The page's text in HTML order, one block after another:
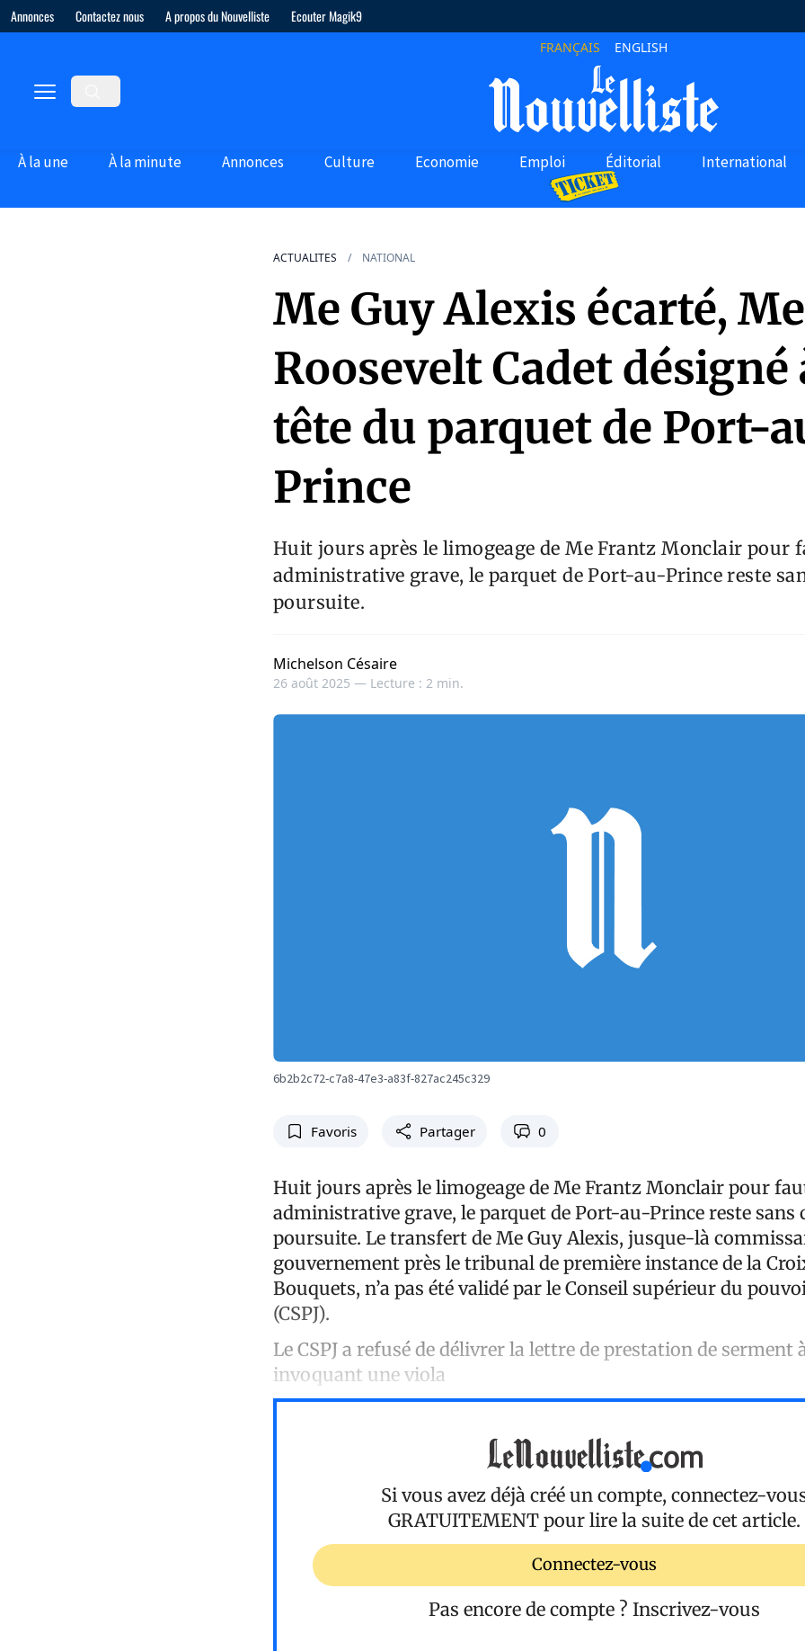
Annonces Contactez nous A propos du Nouvelliste Ecouter Magik9
FRANÇAIS ENGLISH
À la une À la minute Annonces Culture Economie Emploi Éditorial International
ACTUALITES NATIONAL
Me Guy Alexis écarté, Me
Roosevelt Cadet désigné
tête du parquet de Port-
Prince
Huit jours après le limogeage de Me Frantz Monclair pour
administrative grave, le parquet de Port-au-Prince reste
poursuite.
Michelson Césaire
26 août 2025 — Lecture : 2 min.
6b2b2c72-c7a8-47e3-a83f-827ac245c329
Favoris Partager 0
Huit jours après le limogeage de Me Frantz Monclair pour
administrative grave, le parquet de Port-au-Prince reste sans
poursuite. Le transfert de Me Guy Alexis, jusque-là
gouvernement près le tribunal de première instance de la
Bouquets, n’a pas été validé par le Conseil supérieur du
(CSPJ).
Le CSPJ a refusé de délivrer la lettre de prestation de serment
invoquant une viola
Si vous avez déjà créé un compte, connectez-
GRATUITEMENT pour lire la suite de cet article.
Connectez-vous
Pas encore de compte ? Inscrivez-vous